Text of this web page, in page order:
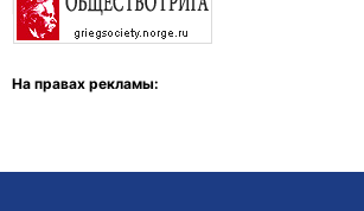
На правах рекламы: